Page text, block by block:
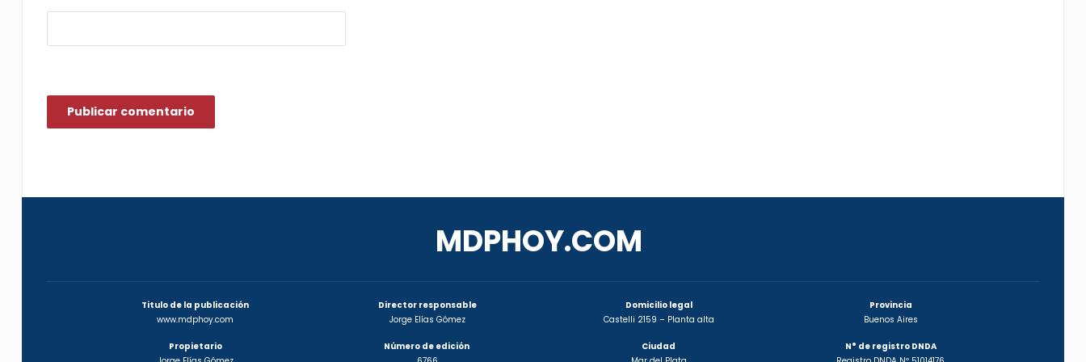
MDPHOY.COM
Titulo de la publicación
www.mdphoy.com
Propietario
Director responsable
Jorge Elías Gómez
Número de edición
Domicilio legal
Castelli 2159 – Planta alta
Ciudad
Provincia
Buenos Aires
N° de registro DNDA